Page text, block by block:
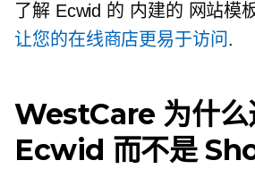
了解 Ecwid 的 内建的 网站模
让您的在线商店更易于访问 .
WestCare 为什么
Ecwid 而不是